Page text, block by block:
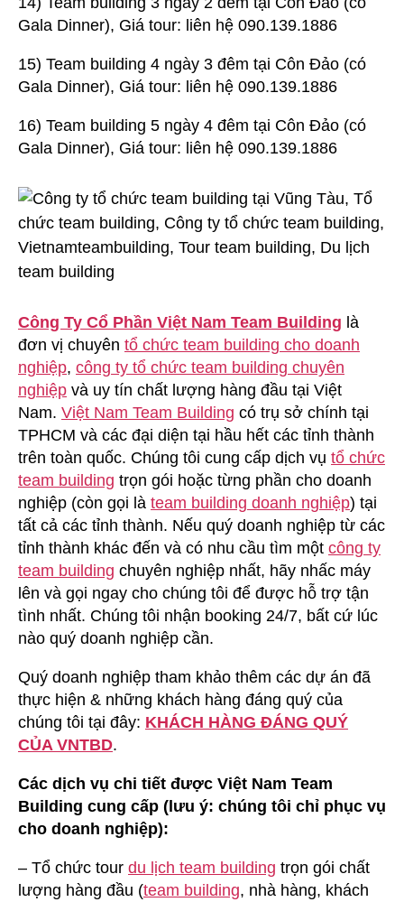
Gala Dinner), Giá tour: liên hệ 090.139.1886
15) Team building 4 ngày 3 đêm tại Côn Đảo (có
Gala Dinner), Giá tour: liên hệ 090.139.1886
16) Team building 5 ngày 4 đêm tại Côn Đảo (có
Gala Dinner), Giá tour: liên hệ 090.139.1886
Công Ty Cổ Phần Việt Nam Team Building là
đơn vị chuyên tổ chức team building cho doanh
nghiệp, công ty tổ chức team building chuyên
nghiệp và uy tín chất lượng hàng đầu tại Việt
Nam. Việt Nam Team Building có trụ sở chính tại
TPHCM và các đại diện tại hầu hết các tỉnh thành
trên toàn quốc. Chúng tôi cung cấp dịch vụ tổ chức
team building trọn gói hoặc từng phần cho doanh
nghiệp (còn gọi là team building doanh nghiệp) tại
tất cả các tỉnh thành. Nếu quý doanh nghiệp từ các
tỉnh thành khác đến và có nhu cầu tìm một công ty
team building chuyên nghiệp nhất, hãy nhấc máy
lên và gọi ngay cho chúng tôi để được hỗ trợ tận
tình nhất. Chúng tôi nhận booking 24/7, bất cứ lúc
nào quý doanh nghiệp cần.
Quý doanh nghiệp tham khảo thêm các dự án đã
thực hiện & những khách hàng đáng quý của
chúng tôi tại đây: KHÁCH HÀNG ĐÁNG QUÝ
CỦA VNTBD.
Các dịch vụ chi tiết được Việt Nam Team
Building cung cấp (lưu ý: chúng tôi chỉ phục vụ
cho doanh nghiệp):
– Tổ chức tour du lịch team building trọn gói chất
lượng hàng đầu (team building, nhà hàng, khách